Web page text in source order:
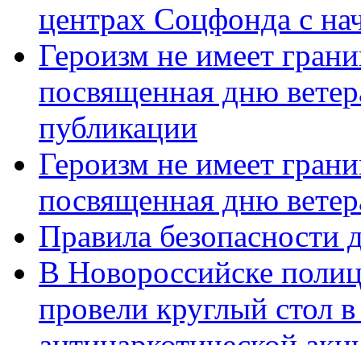
центрах Соцфонда с
Героизм не имеет
посвященная дню
публикации
Героизм не имеет
посвященная дню
Правила безопасности
В Новороссийске
провели круглый стол